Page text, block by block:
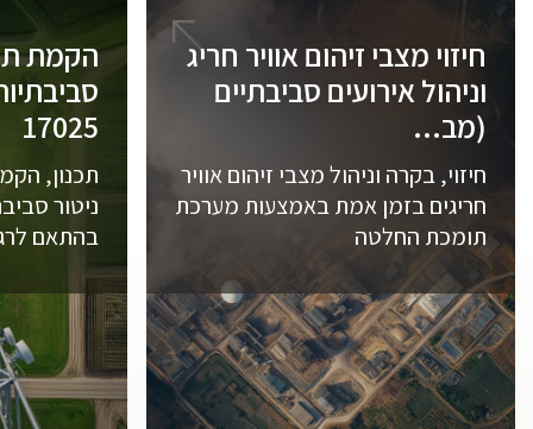
חיזוי מצבי זיהום אוויר חריג
וניהול אירועים סביבתיים
(מב...
חיזוי, בקרה וניהול מצבי זיהום אוויר
חריגים בזמן אמת באמצעות מערכת
תומכת החלטה
הקמת
17025
תכנון,
ניטור
בהתאם